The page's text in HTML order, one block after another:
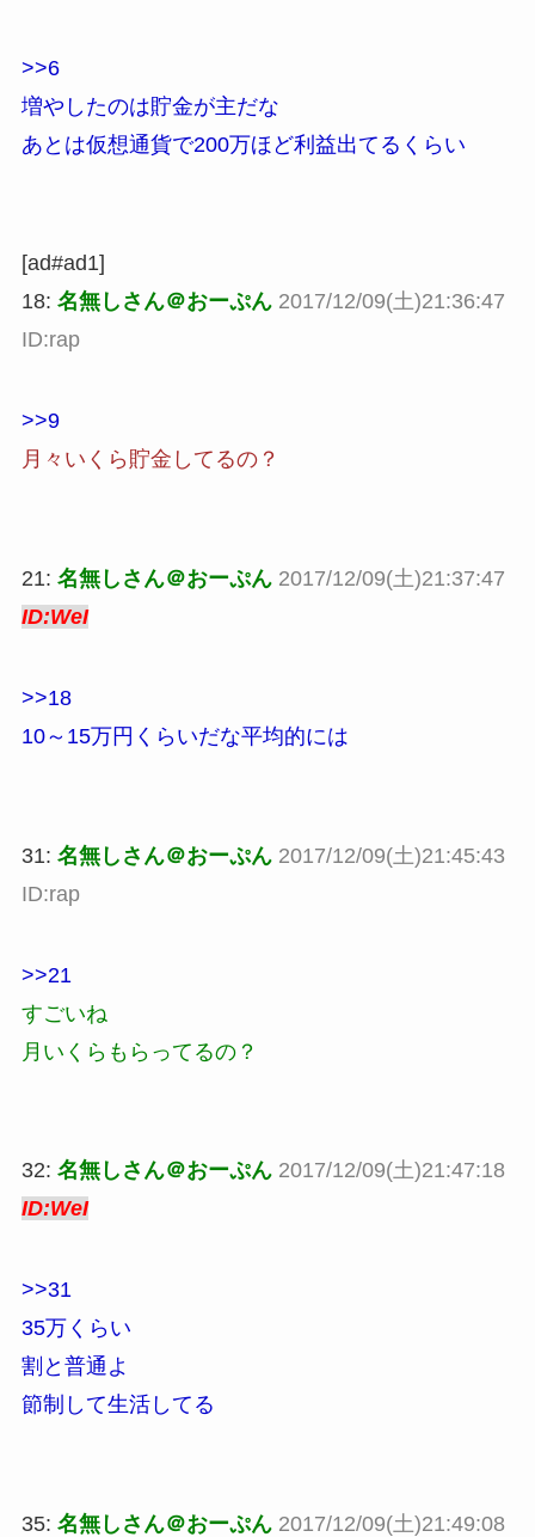
>>6
増やしたのは貯金が主だな
あとは仮想通貨で200万ほど利益出てるくらい
[ad#ad1]
18: 名無しさん＠おーぷん 2017/12/09(土)21:36:47
ID:rap
>>9
月々いくら貯金してるの？
21: 名無しさん＠おーぷん 2017/12/09(土)21:37:47
ID:WeI
>>18
10～15万円くらいだな平均的には
31: 名無しさん＠おーぷん 2017/12/09(土)21:45:43
ID:rap
>>21
すごいね
月いくらもらってるの？
32: 名無しさん＠おーぷん 2017/12/09(土)21:47:18
ID:WeI
>>31
35万くらい
割と普通よ
節制して生活してる
35: 名無しさん＠おーぷん 2017/12/09(土)21:49:08